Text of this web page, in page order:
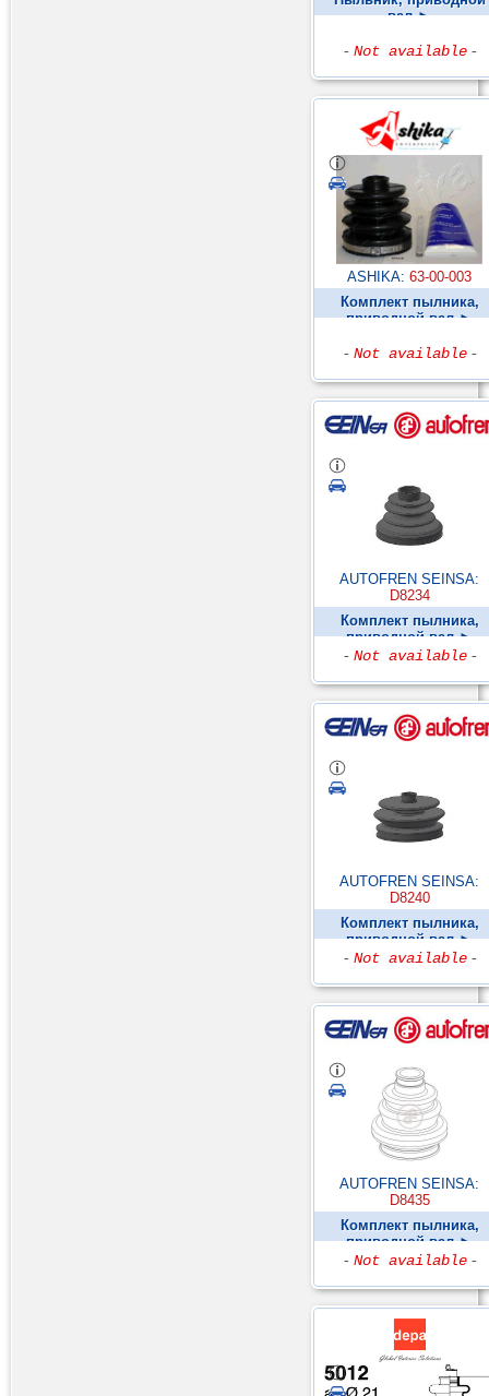
вал ►
- Not available -
ASHIKA: 63-00-003
Комплект пылника,
приводной вал ►
- Not available -
AUTOFREN SEINSA:
D8234
Комплект пылника,
приводной вал ►
- Not available -
AUTOFREN SEINSA:
D8240
Комплект пылника,
приводной вал ►
- Not available -
AUTOFREN SEINSA:
D8435
Комплект пылника,
приводной вал ►
- Not available -